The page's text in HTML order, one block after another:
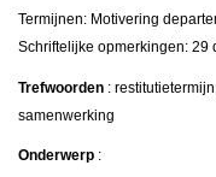
Termijnen: Motivering
Schriftelijke opmerkingen: 29
Trefwoorden :
samenwerking
Onderwerp :